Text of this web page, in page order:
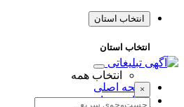
انتخاب استان
انتخاب استان
انتخاب همه
×
صفحه اصلی
طراحی سایت